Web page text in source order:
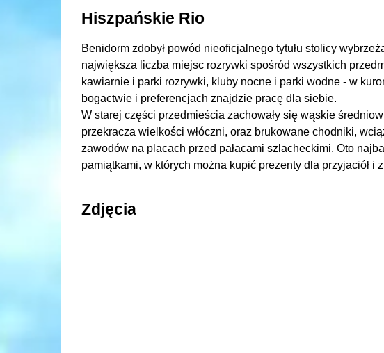
Hiszpańskie Rio
Benidorm zdobył powód nieoficjalnego tytułu stolicy
największa liczba miejsc rozrywki spośród wszystkich
kawiarnie i parki rozrywki, kluby nocne i parki wodne - w
bogactwie i preferencjach znajdzie pracę dla siebie.
W starej części przedmieścia zachowały się wąskie
przekracza wielkości włóczni, oraz brukowane chodniki,
zawodów na placach przed pałacami szlacheckimi. Oto
pamiątkami, w których można kupić prezenty dla przyjaciół i
Zdjęcia